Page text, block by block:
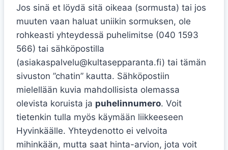
Jos sinä et löydä sitä oikeaa (sormusta) tai jos
muuten vaan haluat uniikin sormuksen, ole
rohkeasti yhteydessä puhelimitse (040 1593
566) tai sähköpostilla
(asiakaspalvelu@kultasepparanta.fi) tai tämän
sivuston ”chatin” kautta. Sähköpostiin
mielellään kuvia mahdollisista olemassa
olevista koruista ja puhelinnumero. Voit
tietenkin tulla myös käymään liikkeeseen
Hyvinkäälle. Yhteydenotto ei velvoita
mihinkään, mutta saat hinta-arvion, jota voit